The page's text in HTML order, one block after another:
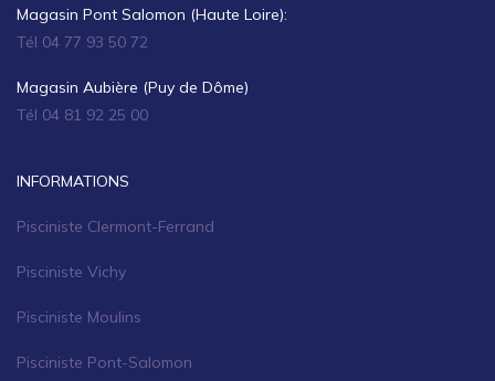
Magasin Pont Salomon (Haute Loire):
Tél 04 77 93 50 72
Magasin Aubière (Puy de Dôme)
Tél 04 81 92 25 00
INFORMATIONS
Pisciniste Clermont-Ferrand
Pisciniste Vichy
Pisciniste Moulins
Pisciniste Pont-Salomon